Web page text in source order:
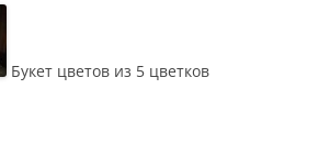
Букет цветов из 5 цветков